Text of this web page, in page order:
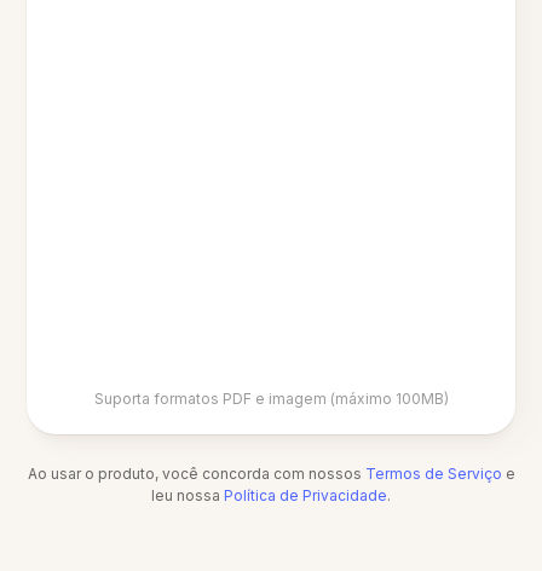
Suporta formatos PDF e imagem (máximo 100MB)
Ao usar o produto, você concorda com nossos Termos de Serviço e
leu nossa Política de Privacidade.